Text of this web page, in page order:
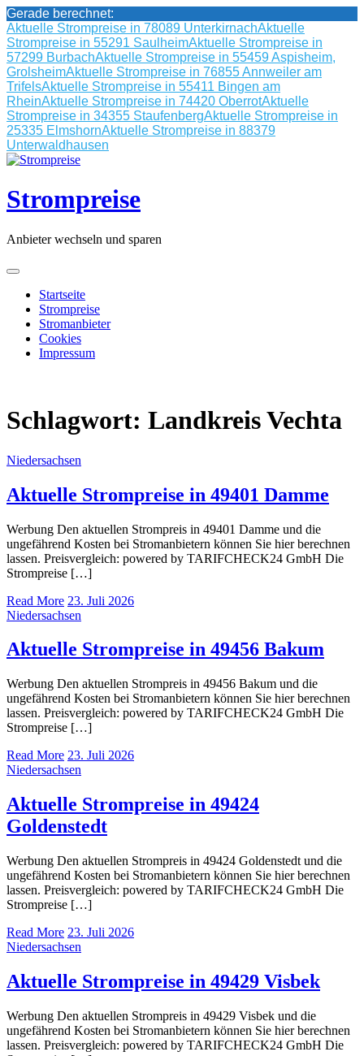
Gerade berechnet:
Aktuelle Strompreise in 78089 UnterkirnachAktuelle
Strompreise in 55291 SaulheimAktuelle Strompreise in
57299 BurbachAktuelle Strompreise in 55459 Aspisheim,
GrolsheimAktuelle Strompreise in 76855 Annweiler am
TrifelsAktuelle Strompreise in 55411 Bingen am
RheinAktuelle Strompreise in 74420 OberrotAktuelle
Strompreise in 34355 StaufenbergAktuelle Strompreise in
25335 ElmshornAktuelle Strompreise in 88379
Unterwaldhausen
Skip
content
Strompreise
Anbieter wechseln und sparen
Startseite
Strompreise
Stromanbieter
Cookies
Impressum
Schlagwort: Landkreis Vechta
Niedersachsen
Aktuelle Strompreise in 49401 Damme
Werbung Den aktuellen Strompreis in 49401 Damme und die
ungefährend Kosten bei Stromanbietern können Sie hier berechnen
lassen. Preisvergleich: powered by TARIFCHECK24 GmbH Die
Strompreise […]
Read More 23. Juli 2026
Niedersachsen
Aktuelle Strompreise in 49456 Bakum
Werbung Den aktuellen Strompreis in 49456 Bakum und die
ungefährend Kosten bei Stromanbietern können Sie hier berechnen
lassen. Preisvergleich: powered by TARIFCHECK24 GmbH Die
Strompreise […]
Read More 23. Juli 2026
Niedersachsen
Aktuelle Strompreise in 49424
Goldenstedt
Werbung Den aktuellen Strompreis in 49424 Goldenstedt und die
ungefährend Kosten bei Stromanbietern können Sie hier berechnen
lassen. Preisvergleich: powered by TARIFCHECK24 GmbH Die
Strompreise […]
Read More 23. Juli 2026
Niedersachsen
Aktuelle Strompreise in 49429 Visbek
Werbung Den aktuellen Strompreis in 49429 Visbek und die
ungefährend Kosten bei Stromanbietern können Sie hier berechnen
lassen. Preisvergleich: powered by TARIFCHECK24 GmbH Die